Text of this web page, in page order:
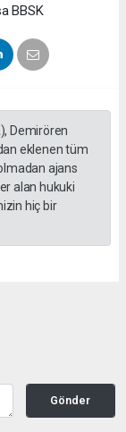
BBSK
Demirören
eklenen tüm
ajans
alan hukuki
hiç bir
Gönder